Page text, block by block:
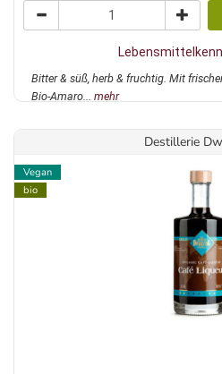
Bitter & süß, herb & fruchtig. Mit
Bio-Amaro... mehr
Destillerie
Vegan
bio